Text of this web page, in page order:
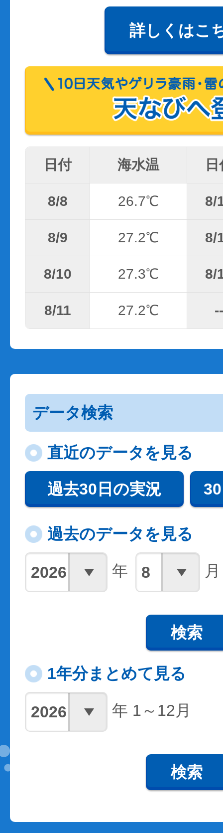
詳しくはこ
日付 海水温
8/8 26.7℃ 8/
8/9 27.2℃ 8/
8/10 27.3℃ 8/
8/11 27.2℃ --
データ検索
直近のデータを見る
過去30日の実況
過去のデータを見る
年 月
検索
1年分まとめて見る
年 1～12月
検索